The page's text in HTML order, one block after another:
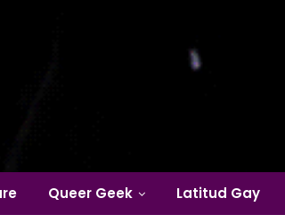
Queer Geek Latitud Gay